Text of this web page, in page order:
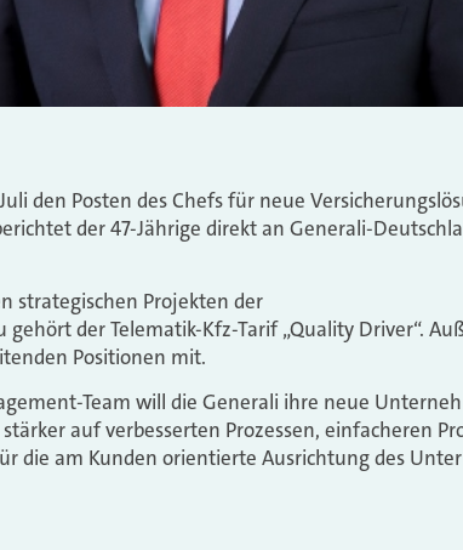
den Posten des Chefs für neue
der 47-Jährige direkt an Generali-
strategischen Projekten der
der Telematik-Kfz-Tarif „Quality Driver“.
Positionen mit.
Team will die Generali ihre neue
auf verbesserten Prozessen, einfacheren
die am Kunden orientierte Ausrichtung des